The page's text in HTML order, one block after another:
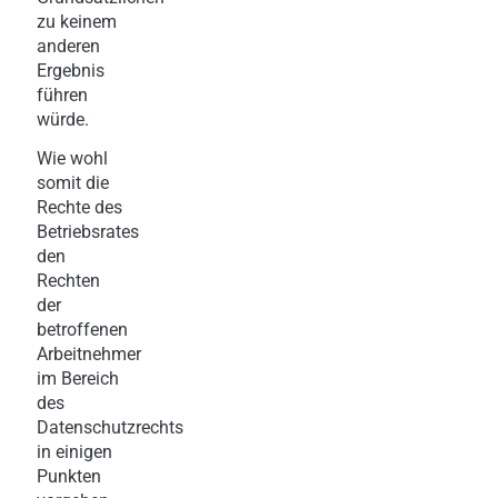
zu keinem
anderen
Ergebnis
führen
würde.
Wie wohl
somit die
Rechte des
Betriebsrates
den
Rechten
der
betroffenen
Arbeitnehmer
im Bereich
des
Datenschutzrechts
in einigen
Punkten